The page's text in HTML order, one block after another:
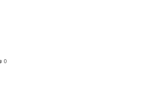
0